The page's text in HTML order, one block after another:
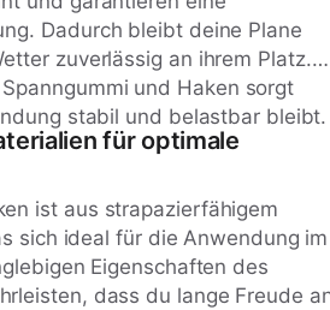
Dadurch bleibt deine Plane
zuverlässig an ihrem Platz.
und Haken sorgt
stabil und belastbar bleibt.
für optimale
ist aus strapazierfähigem
sich ideal für die Anwendung im
Eigenschaften des
dass du lange Freude